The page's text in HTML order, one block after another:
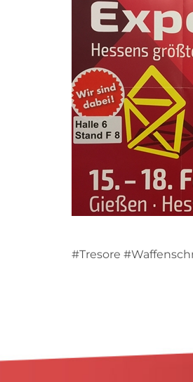
#Tresore